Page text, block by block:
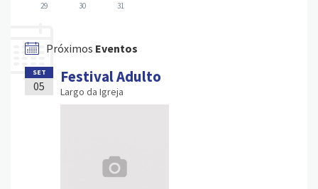
29 30 31
Próximos Eventos
SET
05 Festival Adulto
Largo da Igreja